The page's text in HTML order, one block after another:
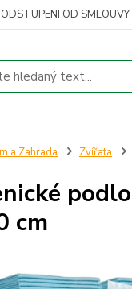
ODSTUPENI OD SMLOUVY
a Zahrada Zvířata
cm